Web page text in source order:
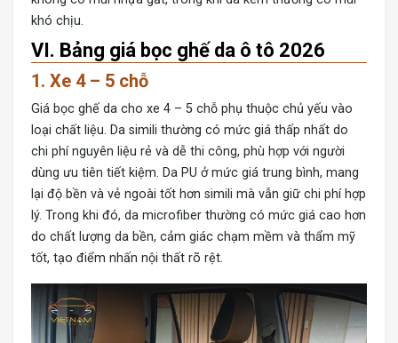
khó chịu.
VI. Bảng giá bọc ghế da ô tô 2026
1. Xe 4 – 5 chỗ
Giá bọc ghế da cho xe 4 – 5 chỗ phụ thuộc chủ yếu vào
loại chất liệu. Da simili thường có mức giá thấp nhất do
chi phí nguyên liệu rẻ và dễ thi công, phù hợp với người
dùng ưu tiên tiết kiệm. Da PU ở mức giá trung bình, mang
lại độ bền và vẻ ngoài tốt hơn simili mà vẫn giữ chi phí hợp
lý. Trong khi đó, da microfiber thường có mức giá cao hơn
do chất lượng da bền, cảm giác chạm mềm và thẩm mỹ
tốt, tạo điểm nhấn nội thất rõ rệt.